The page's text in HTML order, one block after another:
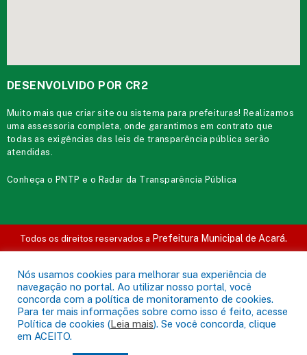
DESENVOLVIDO POR CR2
Muito mais quecriar site ou sistema para prefeituras! Realizamos
uma assessoria completa, onde garantimos em contrato que
todas as exigências das leis de transparência pública serão
atendidas.
Conheça oPNTP e o Radar da Transparência Pública
Todos os direitos reservados a Prefeitura Municipal de Acará.
Nós usamos cookies para melhorar sua experiência de
navegação no portal. Ao utilizar nosso portal, você
concorda com a política de monitoramento de cookies.
Para ter mais informações sobre como isso é feito, acesse
Política de cookies (Leia mais). Se você concorda, clique
em ACEITO.